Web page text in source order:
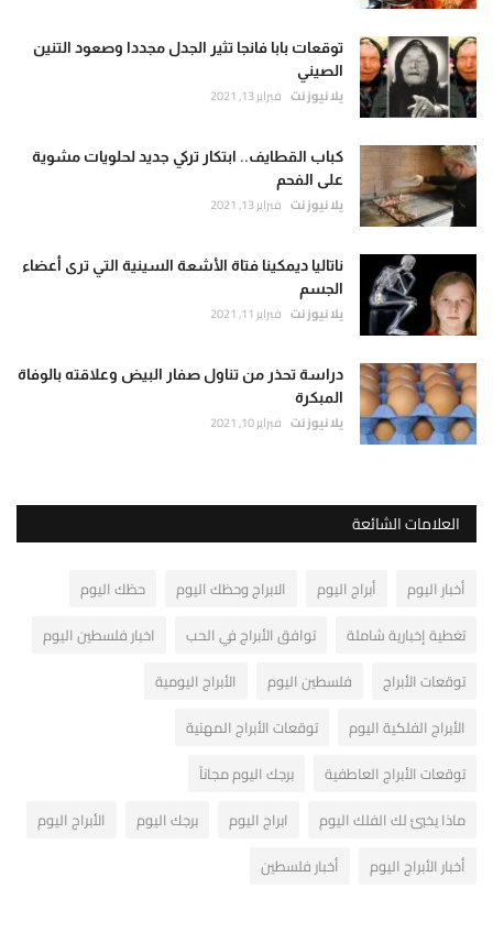
توقعات بابا فانجا تثير الجدل مجددا وصعود التنين
الصيني
يلا نيوز نت فبراير 13, 2021
كباب القطايف.. ابتكار تركي جديد لحلويات مشوية
على الفحم
يلا نيوز نت فبراير 13, 2021
ناتاليا ديمكينا فتاة الأشعة السينية التي ترى أعضاء
الجسم
يلا نيوز نت فبراير 11, 2021
دراسة تحذر من تناول صفار البيض وعلاقته بالوفاة
المبكرة
يلا نيوز نت فبراير 10, 2021
العلامات الشائعة
أخبار اليوم أبراج اليوم الابراج وحظك اليوم
حظك اليوم
تغطية إخبارية شاملة
توافق الأبراج في الحب
اخبار فلسطين اليوم
توقعات الأبراج
فلسطين اليوم
الأبراج اليومية
الأبراج الفلكية اليوم
توقعات الأبراج المهنية
توقعات الأبراج العاطفية
برجك اليوم مجاناً
ماذا يخبئ لك الفلك اليوم
ابراج اليوم برجك اليوم
الأبراج اليوم
أخبار الأبراج اليوم
أخبار فلسطين